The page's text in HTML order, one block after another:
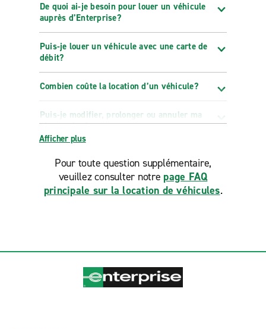
De quoi ai-je besoin pour louer un véhicule
auprès d’Enterprise?
Puis-je louer un véhicule avec une carte de
débit?
Combien coûte la location d’un véhicule?
Puis-je modifier, prolonger ou annuler ma
réservation?
Afficher plus
Pour toute question supplémentaire,
veuillez consulter notre page FAQ
principale sur la location de véhicules.